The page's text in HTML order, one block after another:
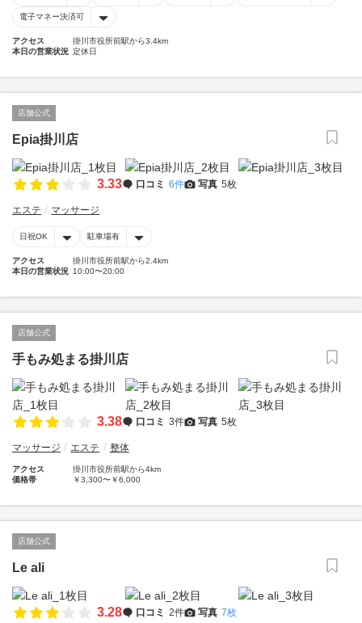
電子マネー決済可
アクセス
掛川市役所前駅から3.4km
本日の営業状況 定休日
店舗公式
Epia掛川店
3.33 口コミ 6件 写真 5枚
エステ マッサージ
日祝OK 駐車場有
アクセス
掛川市役所前駅から2.4km
本日の営業状況 10:00〜20:00
店舗公式
手もみ処まる掛川店
3.38 口コミ 3件 写真 5枚
マッサージ エステ 整体
アクセス
掛川市役所前駅から4km
価格帯
￥3,300〜￥6,000
店舗公式
Le ali
3.28 口コミ 2件 写真 7枚